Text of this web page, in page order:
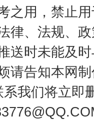
之用，禁止
律、法规、
送时未能及
请告知本网
我们将立即
从幼